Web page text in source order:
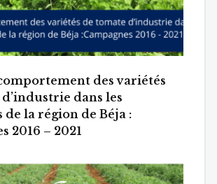
des variétés
dans les
la région de Béja :
2016 – 2021